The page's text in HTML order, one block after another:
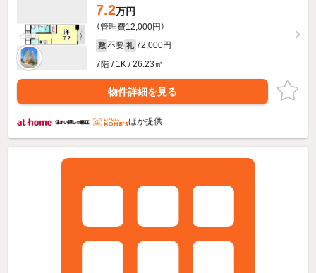
7.2万円
（管理費12,000円）
敷 不要 礼 72,000円
7階 / 1K / 26.23㎡
物件詳細を見る
ほか提供